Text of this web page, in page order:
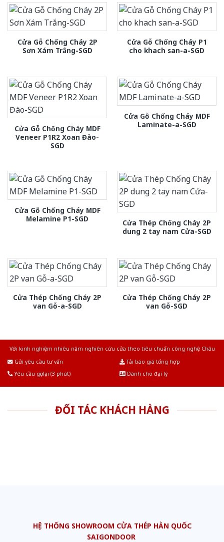
Cửa Gỗ Chống Cháy 2P
Sơn Xám Trắng-SGD
Cửa Gỗ Chống Cháy P1
cho khach san-a-SGD
Cửa Gỗ Chống Cháy MDF
Veneer P1R2 Xoan Đào-
SGD
Cửa Gỗ Chống Cháy MDF
Laminate-a-SGD
Cửa Gỗ Chống Cháy MDF
Melamine P1-SGD
Cửa Thép Chống Cháy 2P
dung 2 tay nam Cửa-SGD
Cửa Thép Chống Cháy 2P
van Gỗ-a-SGD
Cửa Thép Chống Cháy 2P
van Gỗ-SGD
Với kinh nghiệm nhiêu năm nghiên cứu cửa theo tiêu chuẩn công nghệ Châu
Gửi yêu cầu tư vấn
Tải báo giá tổng hợp
Yêu cầu gọi lại (3 phút)
Dành cho đại lý
ĐỐI TÁC KHÁCH HÀNG
HỆ THỐNG SHOWROOM CỬA THÉP HÀN QUỐC
SAIGONDOOR